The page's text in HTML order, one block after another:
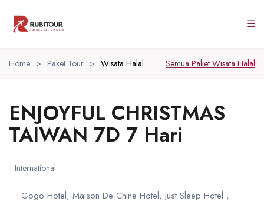
☰
Home > Paket Tour > Wisata Halal Semua Paket Wisata Halal
ENJOYFUL CHRISTMAS
TAIWAN 7D 7 Hari
International
Gogo Hotel, Maison De Chine Hotel, Just Sleep Hotel ,